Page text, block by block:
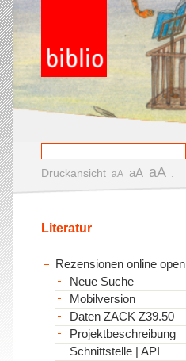
Druckansicht aA aA aA
Literatur
Rezensionen online open
Neue Suche
Mobilversion
Daten ZACK Z39.50
Projektbeschreibung
Schnittstelle | API